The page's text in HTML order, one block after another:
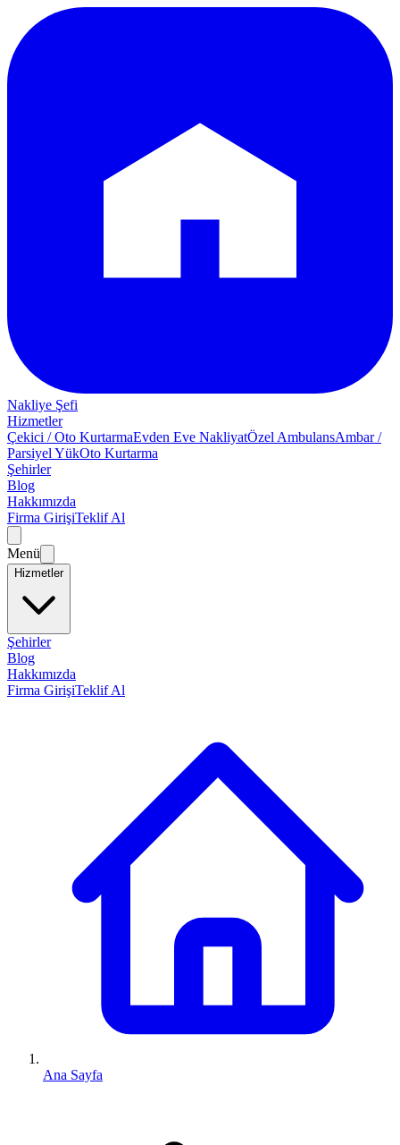
Nakliye Şefi
Hizmetler
Çekici / Oto KurtarmaEvden Eve NakliyatÖzel AmbulansAmbar /
Parsiyel YükOto Kurtarma
Şehirler
Blog
Hakkımızda
Firma GirişiTeklif Al
Menü
Hizmetler
Şehirler
Blog
Hakkımızda
Firma GirişiTeklif Al
Ana Sayfa